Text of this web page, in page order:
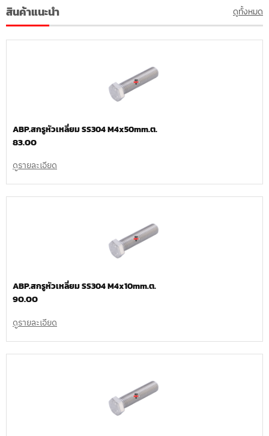
สินค้าแนะนำ ดูทั้งหมด
ABP.สกรูหัวเหลี่ยม SS304 M4x50mm.ต.
83.00
ดูรายละเอียด
ABP.สกรูหัวเหลี่ยม SS304 M4x10mm.ต.
90.00
ดูรายละเอียด